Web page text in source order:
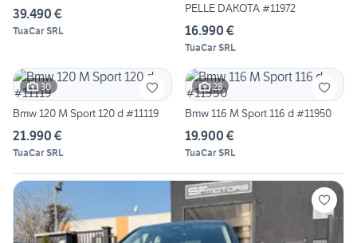
39.490 €
TuaCar SRL
PELLE DAKOTA #11972
16.990 €
TuaCar SRL
30
Bmw 120 M Sport 120 d #11119
21.990 €
TuaCar SRL
28
Bmw 116 M Sport 116 d #11950
19.900 €
TuaCar SRL